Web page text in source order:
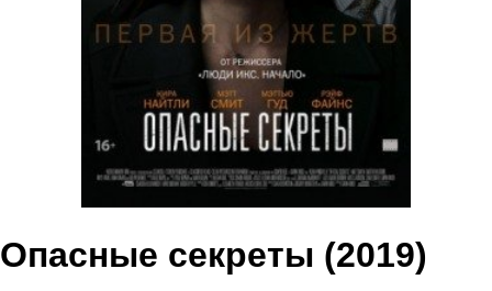
Опасные секреты (2019)